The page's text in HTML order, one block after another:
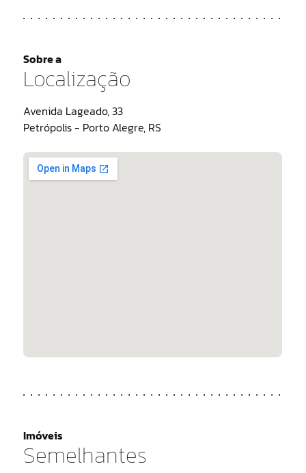
Sobre a
Localização
Avenida Lageado, 33
Petrópolis - Porto Alegre, RS
Imóveis
Semelhantes